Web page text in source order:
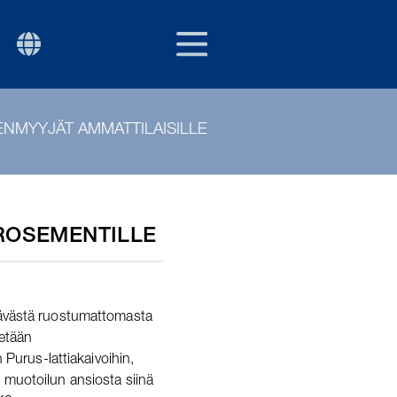
FIN
AMMATTILAISILLE
ruostumattomasta
Purus-lattiakaivoihin,
ansiosta siinä